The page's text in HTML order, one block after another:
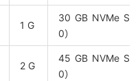
1 G
30 GB NVMe
0）
2 G
45 GB NVMe
0）